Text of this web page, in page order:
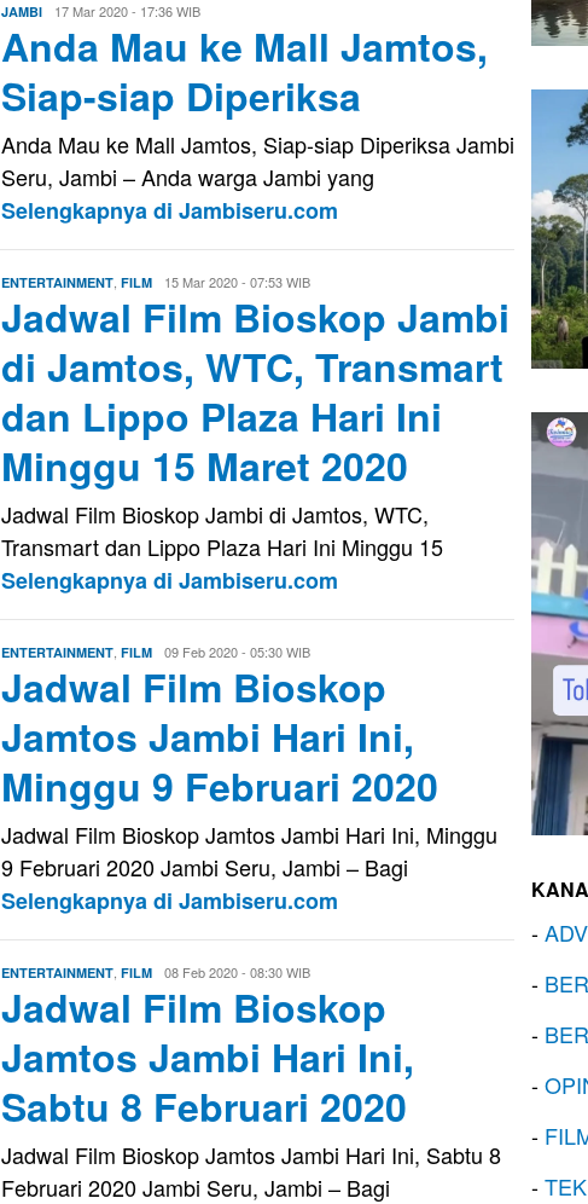
JAMBI Evo
Kusnady
17 Mar 2020 - 17:36 WIB
Anda Mau ke Mall Jamtos,
Siap-siap Diperiksa
Anda Mau ke Mall Jamtos, Siap-siap Diperiksa Jambi
Seru, Jambi – Anda warga Jambi yang
Selengkapnya di Jambiseru.com
ENTERTAINMENT FILM Eri
Saputra
15 Mar 2020 - 07:53 WIB
Jadwal Film Bioskop Jambi
di Jamtos, WTC, Transmart
dan Lippo Plaza Hari Ini
Minggu 15 Maret 2020
Jadwal Film Bioskop Jambi di Jamtos, WTC,
Transmart dan Lippo Plaza Hari Ini Minggu 15
Selengkapnya di Jambiseru.com
ENTERTAINMENT FILM Eri
Saputra
09 Feb 2020 - 05:30 WIB
Jadwal Film Bioskop
Jamtos Jambi Hari Ini,
Minggu 9 Februari 2020
Jadwal Film Bioskop Jamtos Jambi Hari Ini, Minggu
9 Februari 2020 Jambi Seru, Jambi – Bagi
Selengkapnya di Jambiseru.com
ENTERTAINMENT FILM Eri
Saputra
08 Feb 2020 - 08:30 WIB
Jadwal Film Bioskop
Jamtos Jambi Hari Ini,
Sabtu 8 Februari 2020
Jadwal Film Bioskop Jamtos Jambi Hari Ini, Sabtu 8
Februari 2020 Jambi Seru, Jambi – Bagi
-
-
-
-
-
-